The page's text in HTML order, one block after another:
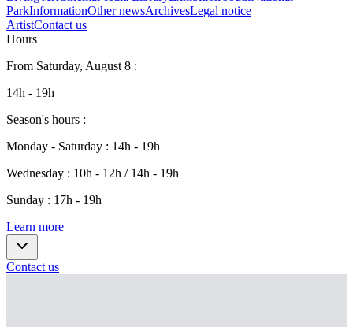
ParkInformationOther newsArchivesLegal notice
ArtistContact us
Hours
From Saturday, August 8 :
14h - 19h
Season's hours :
Monday - Saturday : 14h - 19h
Wednesday : 10h - 12h / 14h - 19h
Sunday : 17h - 19h
Learn more
Contact us